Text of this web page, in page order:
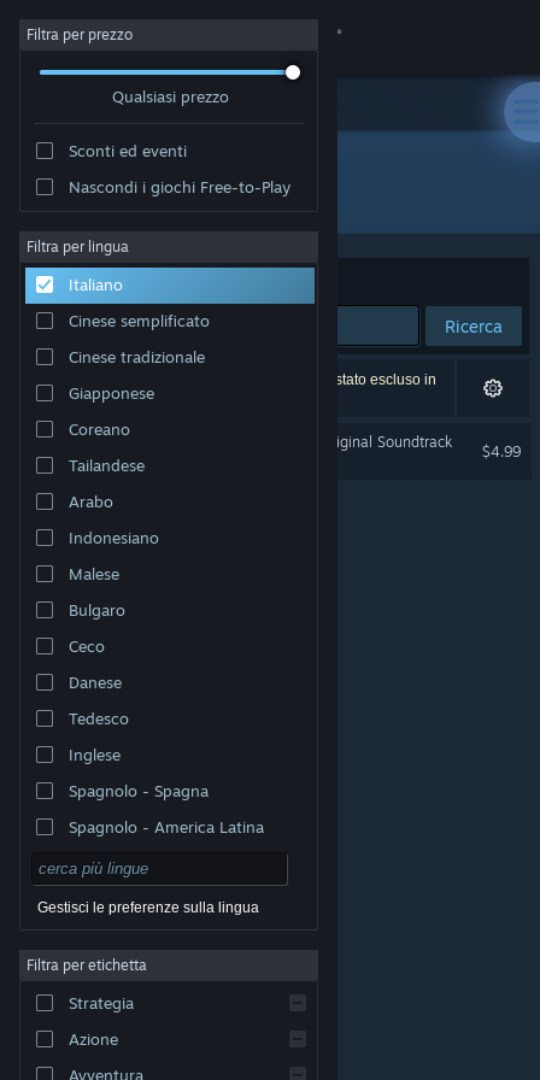
Accedi
Informazioni
Assistenza
Cambia la lingua
Ottieni l'app mobile di Steam
Visualizza il sito web per desktop
appartengono ai rispettivi proprietari negli Stati Uniti e
legali|
Steam| Rimborsi|
Filtra per prezzo
Qualsiasi prezzo
Sconti ed eventi
Nascondi i giochi Free-to-Play
Filtra per lingua
Italiano
Cinese semplificato
Cinese tradizionale
Giapponese
Coreano
Tailandese
Arabo
Indonesiano
Malese
Bulgaro
Ceco
Danese
Tedesco
Inglese
Spagnolo - Spagna
Spagnolo - America Latina
Gestisci le preferenze sulla lingua
Filtra per etichetta
Strategia
Azione
Avventura
Sviluppatore: nanohana
Ordina per Rilevanza
Ricerca
1 risultato corrisponde alla tua ricerca. 1 titolo è stato escluso in
base alle tue preferenze.
Everything Will Be Fine! Original Soundtrack
$4.99